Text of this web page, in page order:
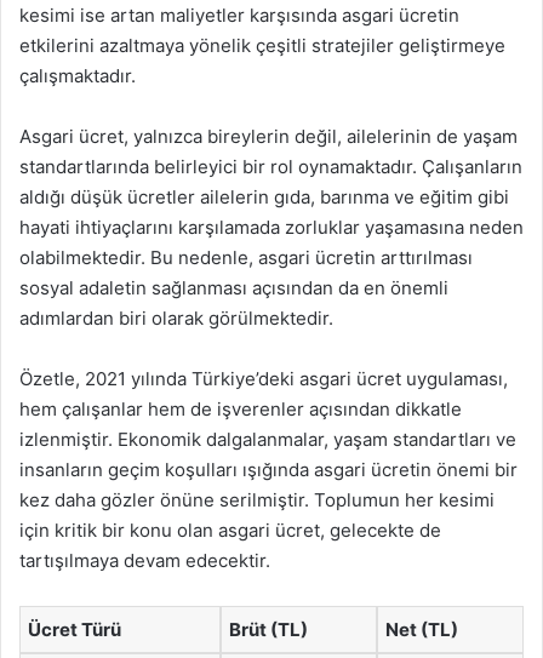
kesimi ise artan maliyetler karşısında asgari ücretin
etkilerini azaltmaya yönelik çeşitli stratejiler geliştirmeye
çalışmaktadır.
Asgari ücret, yalnızca bireylerin değil, ailelerinin de yaşam
standartlarında belirleyici bir rol oynamaktadır. Çalışanların
aldığı düşük ücretler ailelerin gıda, barınma ve eğitim gibi
hayati ihtiyaçlarını karşılamada zorluklar yaşamasına neden
olabilmektedir. Bu nedenle, asgari ücretin arttırılması
sosyal adaletin sağlanması açısından da en önemli
adımlardan biri olarak görülmektedir.
Özetle, 2021 yılında Türkiye’deki asgari ücret uygulaması,
hem çalışanlar hem de işverenler açısından dikkatle
izlenmiştir. Ekonomik dalgalanmalar, yaşam standartları ve
insanların geçim koşulları ışığında asgari ücretin önemi bir
kez daha gözler önüne serilmiştir. Toplumun her kesimi
için kritik bir konu olan asgari ücret, gelecekte de
tartışılmaya devam edecektir.
Ücret Türü Brüt (TL) Net (TL)